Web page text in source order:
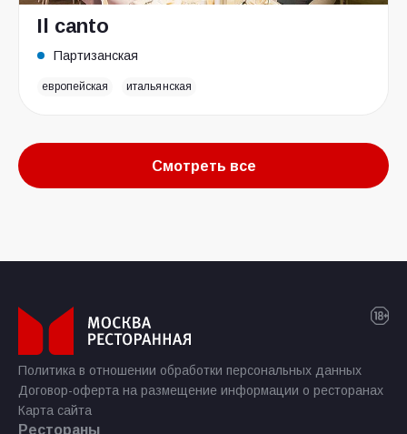
Il canto
Партизанская
европейская итальянская
Смотреть все
Политика в отношении обработки персональных данных
Договор-оферта на размещение информации о ресторанах
Карта сайта
Рестораны